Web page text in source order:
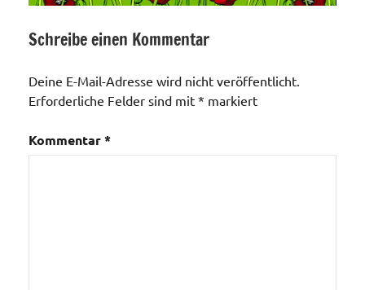
Schreibe einen Kommentar
Deine E-Mail-Adresse wird nicht veröffentlicht.
Erforderliche Felder sind mit * markiert
Kommentar*